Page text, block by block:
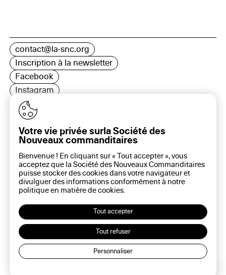
contact@la-snc.org
Inscription à la newsletter
Facebook
Instagram
LinkedIn
16 rue Rambuteau, 75003 Paris
Plan du site
Aide sur ce site
Gestion des cookies
Politique des cookies
Politique de confidentialité
Mentions légales
Votre vie privée surla Société des
Nouveaux commanditaires
Bienvenue ! En cliquant sur « Tout accepter », vous
acceptez que la Société des Nouveaux Commanditaires
puisse stocker des cookies dans votre navigateur et
divulguer des informations conformément à notre
politique en matière decookies.
Tout accepter
Tout refuser
Personnaliser